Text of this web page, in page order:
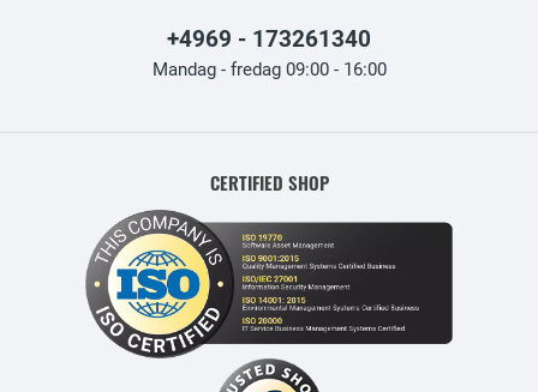
+4969 - 173261340
Mandag - fredag 09:00 - 16:00
CERTIFIED SHOP